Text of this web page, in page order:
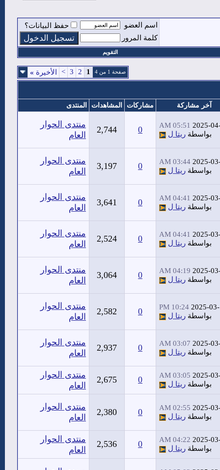
اسم العضو
حفظ البيانات؟
كلمة المرور
التقويم
صفحة 1 من 4 1
2
3
> الأخيرة »
آخر مشاركة مشاركات المشاهدات المنتدى
2025-
05:51 AM
بواسطة ريتا ل 0
2,744
منتدى الحوار
العام
2025-
03:44 AM
بواسطة ريتا ل 0
3,197
منتدى الحوار
العام
2025-
04:41 AM
بواسطة ريتا ل 0
3,641
منتدى الحوار
العام
2025-
04:41 AM
بواسطة ريتا ل 0
2,524
منتدى الحوار
العام
2025-
04:19 AM
بواسطة ريتا ل 0
3,064
منتدى الحوار
العام
2025-
10:24 PM
بواسطة ريتا ل 0
2,582
منتدى الحوار
العام
2025-
03:07 AM
بواسطة ريتا ل 0
2,937
منتدى الحوار
العام
2025-
03:05 AM
بواسطة ريتا ل 0
2,675
منتدى الحوار
العام
2025-
02:55 AM
بواسطة ريتا ل 0
2,380
منتدى الحوار
العام
2025-
04:22 AM
بواسطة ريتا ل 0
2,536
منتدى الحوار
العام